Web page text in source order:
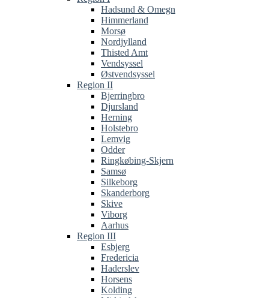
Hadsund & Omegn
Himmerland
Morsø
Nordjylland
Thisted Amt
Vendsyssel
Østvendsyssel
Region II
Bjerringbro
Djursland
Herning
Holstebro
Lemvig
Odder
Ringkøbing-Skjern
Samsø
Silkeborg
Skanderborg
Skive
Viborg
Aarhus
Region III
Esbjerg
Fredericia
Haderslev
Horsens
Kolding